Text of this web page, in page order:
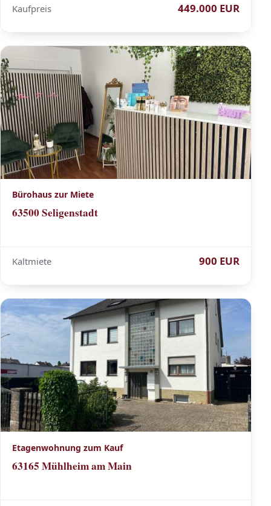
Kaufpreis 449.000 EUR
Bürohaus zur Miete
63500 Seligenstadt
Kaltmiete 900 EUR
Etagenwohnung zum Kauf
63165 Mühlheim am Main